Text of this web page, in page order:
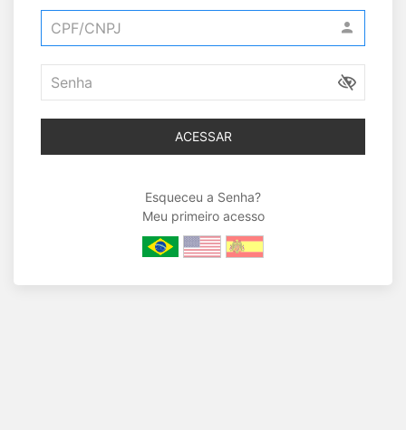
ACESSAR
Esqueceu a Senha?
Meu primeiro acesso